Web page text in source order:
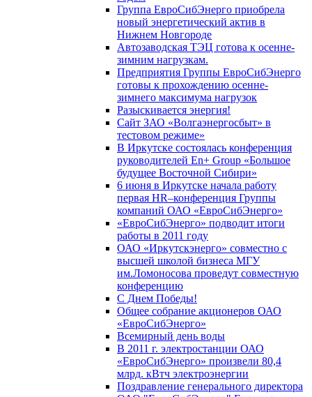
Группа ЕвроСибЭнерго приобрела
новый энергетический актив в
Нижнем Новгороде
Автозаводская ТЭЦ готова к осенне-
зимним нагрузкам.
Предприятия Группы ЕвроСибЭнерго
готовы к прохождению осенне-
зимнего максимума нагрузок
Разыскивается энергия!
Сайт ЗАО «Волгаэнергосбыт» в
тестовом режиме»
В Иркутске состоялась конференция
руководителей En+ Group «Большое
будущее Восточной Сибири»
6 июня в Иркутске начала работу
первая HR–конференция Группы
компаний ОАО «ЕвроСибЭнерго»
«ЕвроСибЭнерго» подводит итоги
работы в 2011 году
ОАО «Иркутскэнерго» совместно с
высшей школой бизнеса МГУ
им.Ломоносова проведут совместную
конференцию
С Днем Победы!
Общее собрание акционеров ОАО
«ЕвроСибЭнерго»
Всемирный день воды
В 2011 г. электростанции ОАО
«ЕвроСибЭнерго» произвели 80,4
млрд. кВтч электроэнергии
Поздравление генерального директора